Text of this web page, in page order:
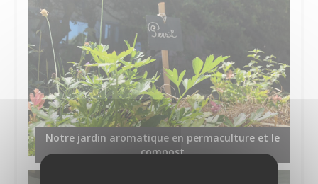
Notre jardin aromatique en permaculture et le
compost